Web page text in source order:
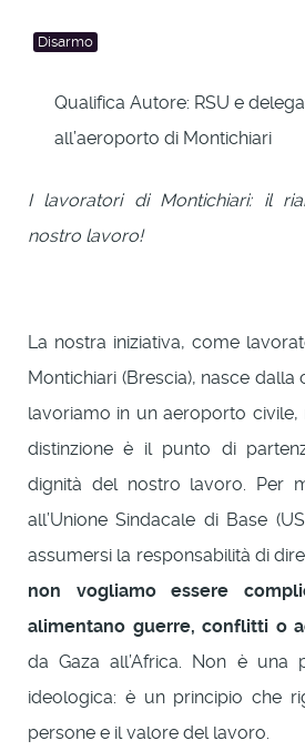
Disarmo
Qualifica Autore: RSU e
all’aeroporto di Montichiari
I lavoratori di Montichiari: il
nostro lavoro!
La nostra iniziativa, come
Montichiari (Brescia), nasce
lavoriamo in un aeroporto civile,
distinzione è il punto di
dignità del nostro lavoro. Per
all’Unione Sindacale di Base
assumersi la responsabilità di
non vogliamo essere
alimentano guerre, conflitti o
da Gaza all’Africa. Non è una
ideologica: è un principio che
persone e il valore del lavoro.